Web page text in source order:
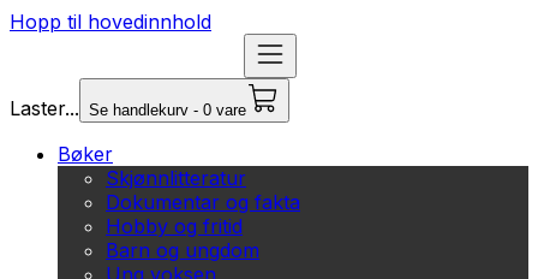
Hopp til hovedinnhold
Laster... Se handlekurv - 0 vare
Bøker
Skjønnlitteratur
Dokumentar og fakta
Hobby og fritid
Barn og ungdom
Ung voksen